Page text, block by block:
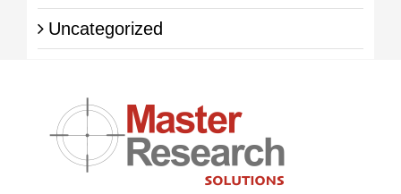
Uncategorized